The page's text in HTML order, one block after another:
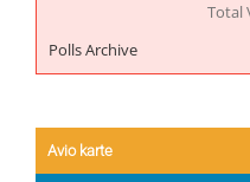
Total
Polls Archive
Avio karte